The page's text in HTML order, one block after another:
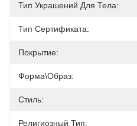
Тип Украшений Для Тела:
Тип Сертификата:
Покрытие:
Форма\образ:
Стиль:
Религиозный Тип: